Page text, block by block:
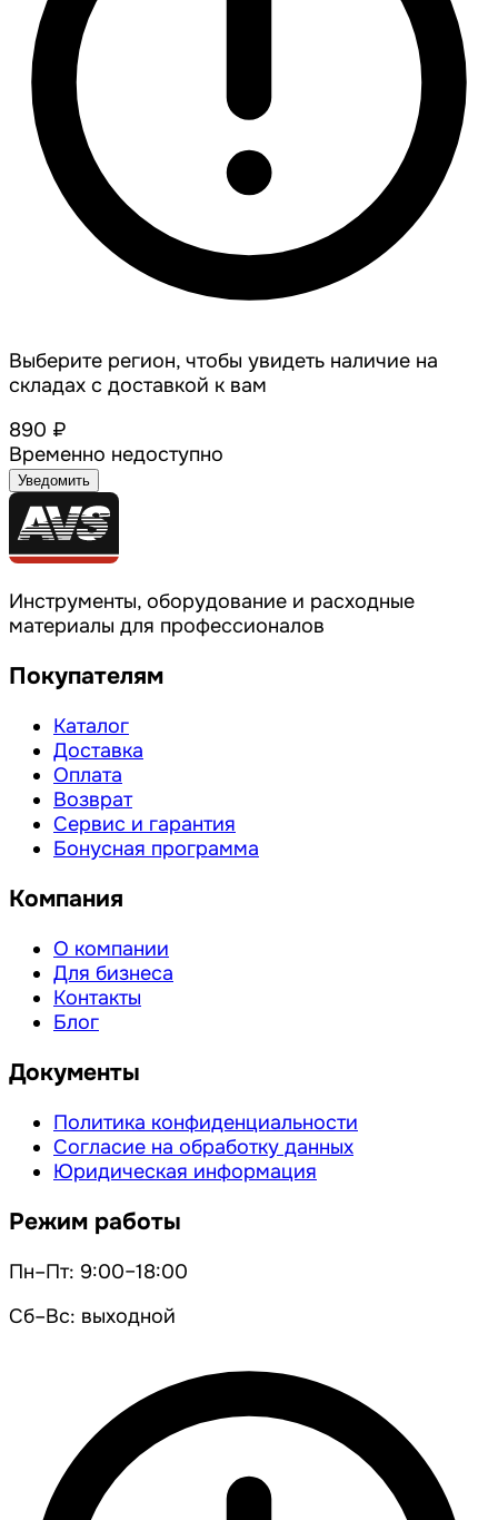
Выберите регион, чтобы увидеть наличие на
складах с доставкой к вам
890 ₽
Временно недоступно
Уведомить
Инструменты, оборудование и расходные
материалы для профессионалов
Покупателям
Каталог
Доставка
Оплата
Возврат
Сервис и гарантия
Бонусная программа
Компания
О компании
Для бизнеса
Контакты
Блог
Документы
Политика конфиденциальности
Согласие на обработку данных
Юридическая информация
Режим работы
Пн–Пт: 9:00–18:00
Сб–Вс: выходной